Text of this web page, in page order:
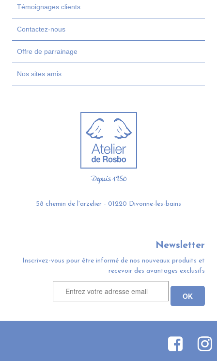
Témoignages clients
Contactez-nous
Offre de parrainage
Nos sites amis
58 chemin de l'arzelier - 01220 Divonne-les-bains
Newsletter
Inscrivez-vous pour être informé de nos nouveaux produits et
recevoir des avantages exclusifs